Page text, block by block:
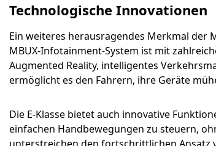
Technologische Innovationen
Ein weiteres herausragendes Merkmal der
MBUX-Infotainment-System ist mit
Augmented Reality, intelligentes
ermöglicht es den Fahrern, ihre Geräte
Die E-Klasse bietet auch innovative
einfachen Handbewegungen zu steuern,